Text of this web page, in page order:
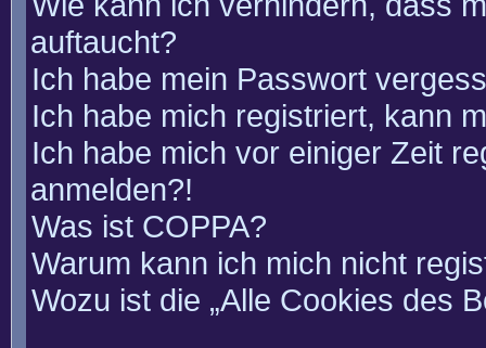
auftaucht?
Ich habe mein Passwort
Ich habe mich registriert, kann
Ich habe mich vor einiger Zeit
anmelden?!
Was ist COPPA?
Warum kann ich mich nicht
Wozu ist die „Alle Cookies des